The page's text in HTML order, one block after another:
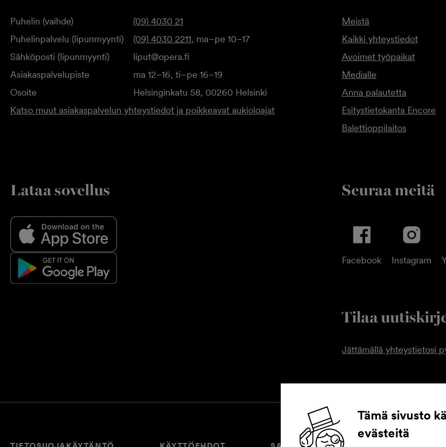
Puhelin (vaihde)
(09) 4030 21
Puhelinpalvelu (lipunmyynti)
(09) 4030 2211, ma–pe 10–17
Sähköposti (lipunmyynti)
liput@opera.fi
Asiakaspalvelupiste
ma 12–16, ti–pe 16–19
Osoite
Helsinginkatu 58, 00260 Helsinki
Katso muut asiakaspalvelun yhteystiedot ja poikkeavat aukioloajat
Meistä
Kaikki yhteystiedot
Avoimet työpaikat
Medialle
Anna palautetta
Esitystietokanta Encore
Balettioppilaitos
Lataa sovellus Seuraa meitä
Facebook Instagram
Tilaa
Jättämällä yhteystietosi
Tämä sivusto
evästeitä